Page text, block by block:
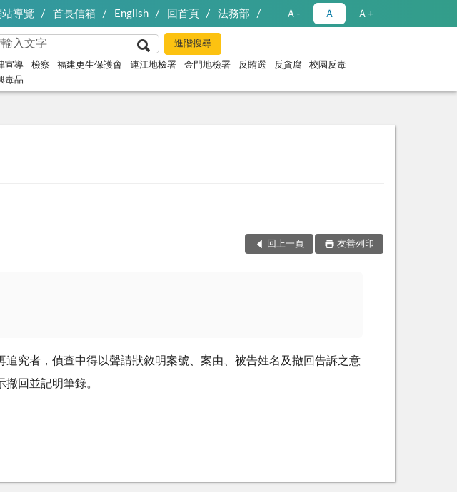
站導覽 首長信箱 English 回首頁 法務部 Ａ- Ａ Ａ+
宣導 檢察 福建更生保護會 連江地檢署 金門地檢署 反賄選 反貪腐
校園反毒
毒品
回上一頁 友善列印
究者，偵查中得以聲請狀敘明案號、案由、被告姓名及撤回告訴之意
回並記明筆錄。